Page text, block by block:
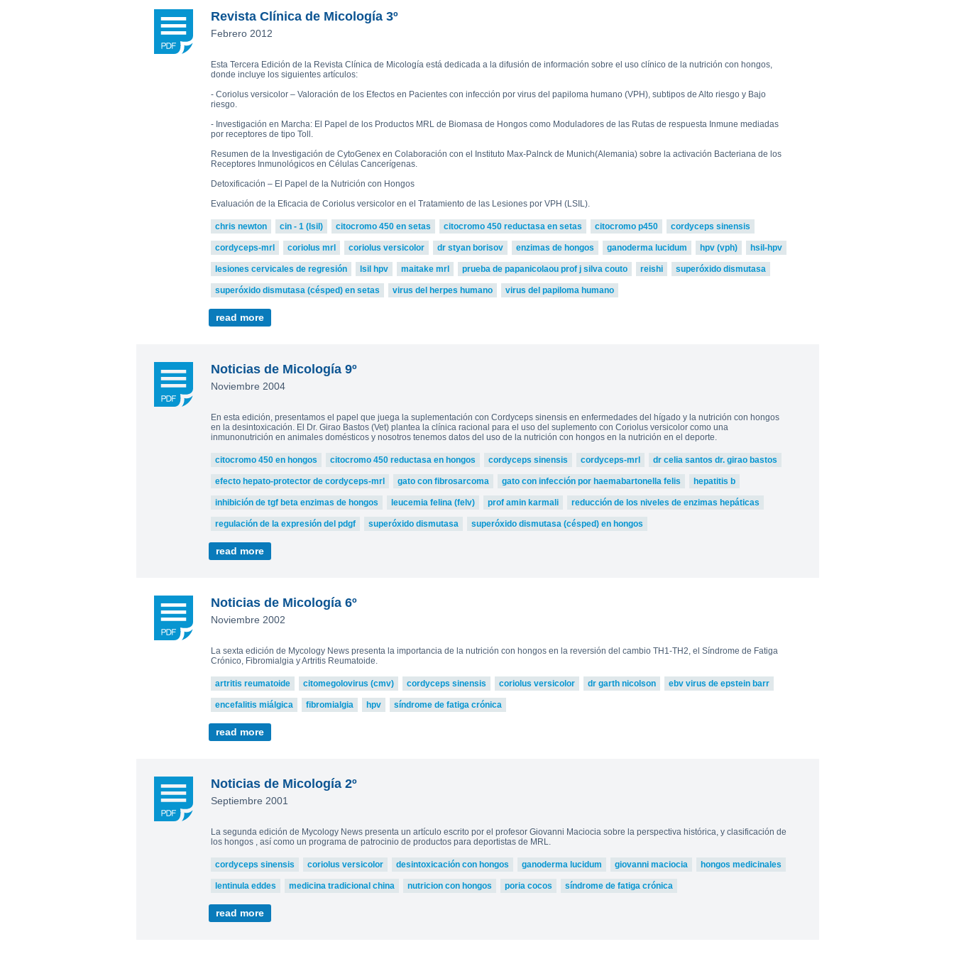
Reishi-MRL
Triton-MRL
Corpet
(Animal Health)
Tito Fernandes 5
view all
Revista Clínica de Micología 3º
Febrero 2012
Esta Tercera Edición de la Revista Clínica de Micología está dedicada a la difusión de información sobre el uso clínico de la nutrición con hongos,
donde incluye los siguientes artículos:
- Coriolus versicolor – Valoración de los Efectos en Pacientes con infección por virus del papiloma humano (VPH), subtipos de Alto riesgo y Bajo
riesgo.
- Investigación en Marcha: El Papel de los Productos MRL de Biomasa de Hongos como Moduladores de las Rutas de respuesta Inmune mediadas
por receptores de tipo Toll.
Resumen de la Investigación de CytoGenex en Colaboración con el Instituto Max-Palnck de Munich(Alemania) sobre la activación Bacteriana de los
Receptores Inmunológicos en Células Cancerígenas.
Detoxificación – El Papel de la Nutrición con Hongos
Evaluación de la Eficacia de Coriolus versicolor en el Tratamiento de las Lesiones por VPH (LSIL).
chris newton cin - 1 (lsil) citocromo 450 en setas citocromo 450 reductasa en setas citocromo p450 cordyceps sinensis
cordyceps-mrl coriolus mrl coriolus versicolor dr styan borisov enzimas de hongos ganoderma lucidum hpv (vph) hsil-hpv
lesiones cervicales de regresión lsil hpv maitake mrl prueba de papanicolaou prof j silva couto reishi superóxido dismutasa
superóxido dismutasa (césped) en setas virus del herpes humano virus del papiloma humano
read more
Noticias de Micología 9º
Noviembre 2004
En esta edición, presentamos el papel que juega la suplementación con Cordyceps sinensis en enfermedades del hígado y la nutrición con hongos
en la desintoxicación. El Dr. Girao Bastos (Vet) plantea la clínica racional para el uso del suplemento con Coriolus versicolor como una
inmunonutrición en animales domésticos y nosotros tenemos datos del uso de la nutrición con hongos en la nutrición en el deporte.
citocromo 450 en hongos citocromo 450 reductasa en hongos cordyceps sinensis cordyceps-mrl dr celia santos dr. girao bastos
efecto hepato-protector de cordyceps-mrl gato con fibrosarcoma gato con infección por haemabartonella felis hepatitis b
inhibición de tgf beta enzimas de hongos leucemia felina (felv) prof amin karmali reducción de los niveles de enzimas hepáticas
regulación de la expresión del pdgf superóxido dismutasa superóxido dismutasa (césped) en hongos
read more
Noticias de Micología 6º
Noviembre 2002
La sexta edición de Mycology News presenta la importancia de la nutrición con hongos en la reversión del cambio TH1-TH2, el Síndrome de Fatiga
Crónico, Fibromialgia y Artritis Reumatoide.
artritis reumatoide citomegolovirus (cmv) cordyceps sinensis coriolus versicolor dr garth nicolson ebv virus de epstein barr
encefalitis miálgica fibromialgia hpv síndrome de fatiga crónica
read more
Noticias de Micología 2º
Septiembre 2001
La segunda edición de Mycology News presenta un artículo escrito por el profesor Giovanni Maciocia sobre la perspectiva histórica, y clasificación de
los hongos , así como un programa de patrocinio de productos para deportistas de MRL.
cordyceps sinensis coriolus versicolor desintoxicación con hongos ganoderma lucidum giovanni maciocia hongos medicinales
lentinula eddes medicina tradicional china nutricion con hongos poria cocos síndrome de fatiga crónica
read more